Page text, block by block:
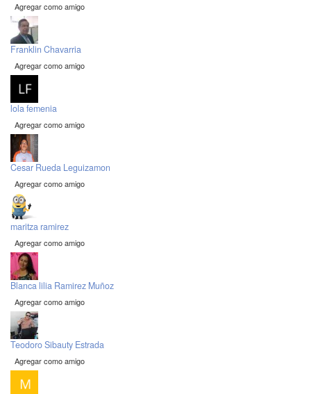
Agregar como amigo
Franklin Chavarria
Agregar como amigo
lola femenia
Agregar como amigo
Cesar Rueda Leguizamon
Agregar como amigo
maritza ramirez
Agregar como amigo
Blanca lilia Ramirez Muñoz
Agregar como amigo
Teodoro Sibauty Estrada
Agregar como amigo